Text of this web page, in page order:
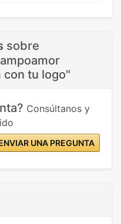
sobre
tu logo"
Consúltanos y
UNA PREGUNTA